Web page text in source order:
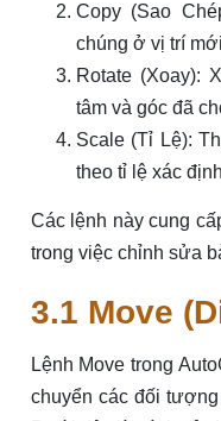
Copy (Sao
chúng ở vị trí
Rotate (Xoay):
tâm và góc đã
Scale (Tỉ Lệ):
theo tỉ lệ xác
Các lệnh này cung
trong việc chỉnh sửa
3.1 Move
Lệnh Move trong
chuyển các đối